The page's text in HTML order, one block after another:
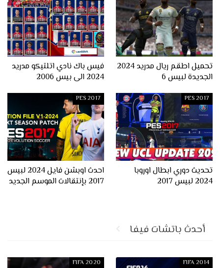
تحميل اطقم ريال مدريد 2024
الجديدة لبيس 6
فيس باك نادي اتلتيكو مدريد
2024 الى بيس 2006
PES 2017
تحديث دوري ابطال اوروبا
2024 لبيس 2017
PES 2017
احدث اوبشن فايل 2024 لبيس
2017 بإنتقالات الموسم الجديد
أحدث باتشات فيفا
FIFA 2014
FIFA 2020